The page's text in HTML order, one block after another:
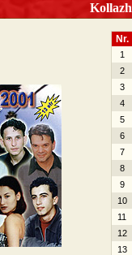
Nr.
1
2
3
4
5
6
7
8
9
10
11
12
13